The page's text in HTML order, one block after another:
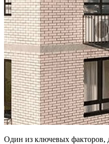
Один из ключевых